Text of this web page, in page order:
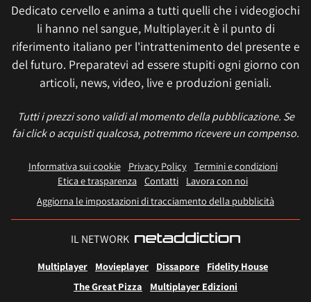
Dedicato cervello e anima a tutti quelli che i videogiochi
li hanno nel sangue, Multiplayer.it è il punto di
riferimento italiano per l'intrattenimento del presente e
del futuro. Preparatevi ad essere stupiti ogni giorno con
articoli, news, video, live e produzioni geniali.
Tutti i prezzi sono validi al momento della pubblicazione. Se
fai click o acquisti qualcosa, potremmo ricevere un compenso.
Informativa sui cookie Privacy Policy
Termini e condizioni
Etica e trasparenza Contatti
Lavora con noi
Aggiorna le impostazioni di tracciamento della pubblicità
IL NETWORK
Multiplayer Movieplayer Dissapore
Fidelity House
The Great Pizza
Multiplayer Edizioni